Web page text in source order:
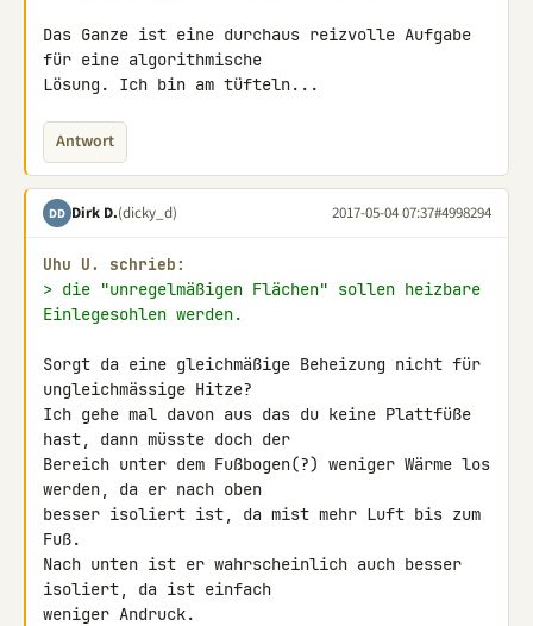
Das Ganze ist eine durchaus reizvolle Aufgabe
für eine algorithmische
Lösung. Ich bin am tüfteln...
Antwort
DD Dirk D.(dicky_d) 2017-05-04 07:37#4998294
Uhu U. schrieb:
> die "unregelmäßigen Flächen" sollen heizbare
Einlegesohlen werden.
Sorgt da eine gleichmäßige Beheizung nicht für
ungleichmässige Hitze?
Ich gehe mal davon aus das du keine Plattfüße
hast, dann müsste doch der
Bereich unter dem Fußbogen(?) weniger Wärme los
werden, da er nach oben
besser isoliert ist, da mist mehr Luft bis zum
Fuß.
Nach unten ist er wahrscheinlich auch besser
isoliert, da ist einfach
weniger Andruck.